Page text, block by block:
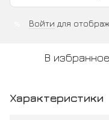
Войти для
В избранное
Характеристики